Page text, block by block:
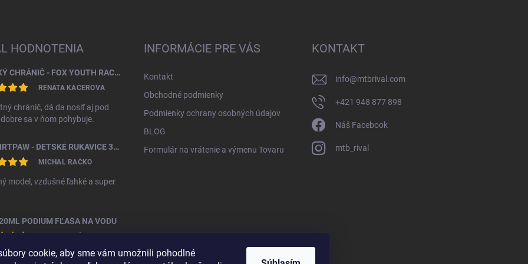
cookie, aby sme vám umožnili pohodlné
HODNOTENIA
DETSKÝ CHRÁNIČ - FOX YOUTH RACEFRAME IMPACT CE CHEST GUARD
RENÁTA KÁČEROVÁ
chránič, dá da nosiť aj pod
sa v ňom pohybuje.
FOX DIRTPAW - DETSKÉ RUKAVICE 3 - 5 ROKOV
MICHAL RAČKO
model, vzdušné ľahké a super
PODIUM FĽAŠA NA VODU
fľáša za vyššiu cenu
INFORMÁCIE PRE VÁS
Kontakt
Obchodné podmienky
Podmienky ochrany osobných údajov
BLOG
Formulár na vrátenie a výmenu Tovaru
KONTAKT
info@mtbrival.com
+421 948 877 898
Náš Facebook
mtb_rival